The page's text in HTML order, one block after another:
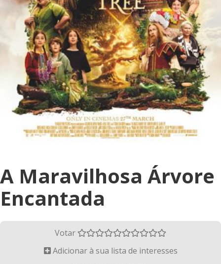
A Maravilhosa Árvore
Encantada
Votar
Adicionar à sua lista de interesses